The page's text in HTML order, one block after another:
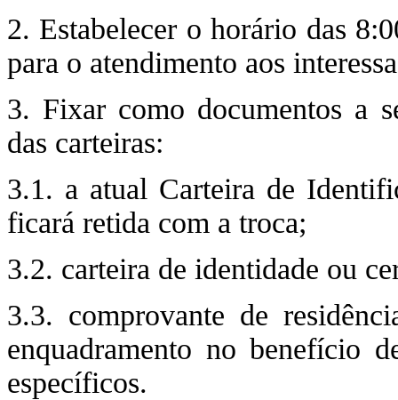
2. Estabelecer o horário das
para o atendimento aos
3. Fixar como documentos a
das carteiras:
3.1. a atual Carteira de
ficará retida com a troca;
3.2. carteira de identidade ou
3.3. comprovante de
enquadramento no benefício
específicos.